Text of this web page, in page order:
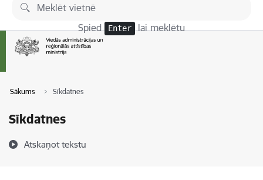
Pāriet uz lapas saturu
Spied Enter lai meklētu
Sākums Sīkdatnes
Sīkdatnes
Atskaņot tekstu